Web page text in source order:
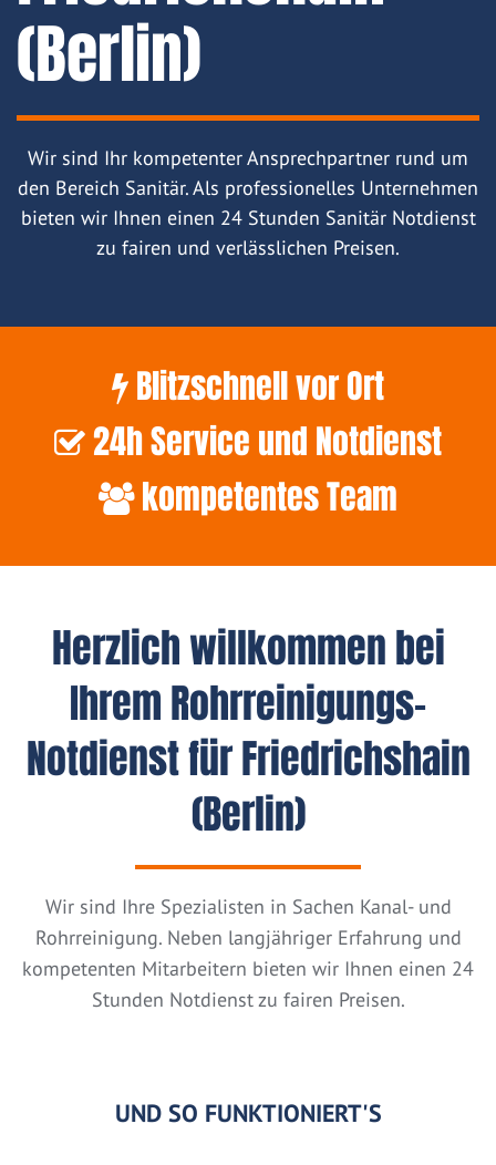
(Berlin)
Wir sind Ihr kompetenter Ansprechpartner rund um
den Bereich Sanitär. Als professionelles Unternehmen
bieten wir Ihnen einen 24 Stunden Sanitär Notdienst
zu fairen und verlässlichen Preisen.
Blitzschnell vor Ort
24h Service und Notdienst
kompetentes Team
Herzlich willkommen bei
Ihrem Rohrreinigungs-
Notdienst für Friedrichshain
(Berlin)
Wir sind Ihre Spezialisten in Sachen Kanal- und
Rohrreinigung. Neben langjähriger Erfahrung und
kompetenten Mitarbeitern bieten wir Ihnen einen 24
Stunden Notdienst zu fairen Preisen.
UND SO FUNKTIONIERT'S